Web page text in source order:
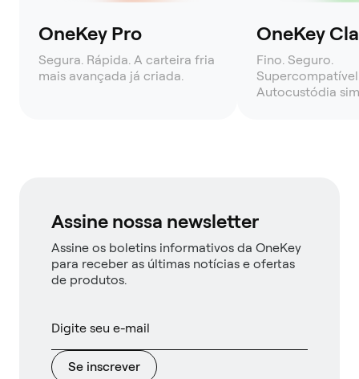
OneKey Pro
Segura. Rápida. A carteira fria
mais avançada já criada.
OneKey
Fino. Seguro.
Autocustódia
Assine nossa newsletter
Assine os boletins informativos da OneKey
para receber as últimas notícias e ofertas
de produtos.
Se inscrever